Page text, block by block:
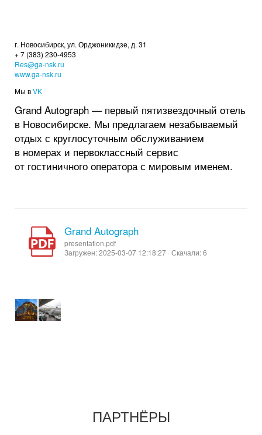
г. Новосибирск, ул. Орджоникидзе, д. 31
+ 7 (383) 230-4953
Res@ga-nsk.ru
www.ga-nsk.ru
Мы вVK
Grand Autograph — первый пятизвездочный отель
в Новосибирске. Мы предлагаем незабываемый
отдых с круглосуточным обслуживанием
в номерах и первоклассный сервис
от гостиничного оператора с мировым именем.
Grand Autograph
presentation.pdf
Загружен: 2025-03-07 12:18:27 · Скачали: 6
ПАРТНЁРЫ